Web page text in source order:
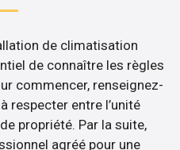
de climatisation
de connaître les règles
commencer, renseignez-
respecter entre l’unité
propriété. Par la suite,
agréé pour une